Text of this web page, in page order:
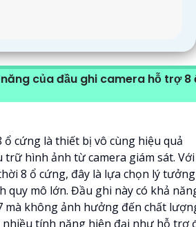
của đầu ghi camera hỗ trợ 8
cứng là thiết bị vô cùng hiệu quả
trữ hình ảnh từ camera giám sát. Với
8 ổ cứng, đây là lựa chọn lý tưởng
quy mô lớn. Đầu ghi này có khả
mà không ảnh hưởng đến chất
tính năng hiện đại như hỗ trợ